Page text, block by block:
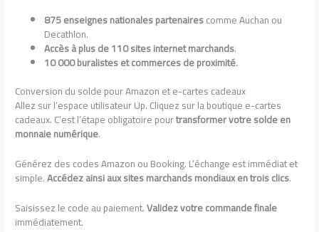
875 enseignes nationales partenairescomme Auchan ou
Decathlon.
Accès à plus de 110 sites internet marchands.
10 000 buralistes et commerces de proximité.
Conversion du solde pour Amazon et e-cartes cadeaux
Allez sur l’espace utilisateur Up. Cliquez sur la boutique e-cartes
cadeaux. C’est l’étape obligatoire pourtransformer votre solde en
monnaie numérique.
Générez des codes Amazon ou Booking. L’échange est immédiat et
simple.Accédez ainsi aux sites marchands mondiaux en trois clics.
Saisissez le code au paiement.Validez votre commande finale
immédiatement.